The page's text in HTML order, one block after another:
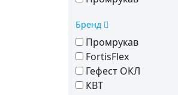
Бренд
Промрукав
FortisFlex
Гефест ОКЛ
КВТ